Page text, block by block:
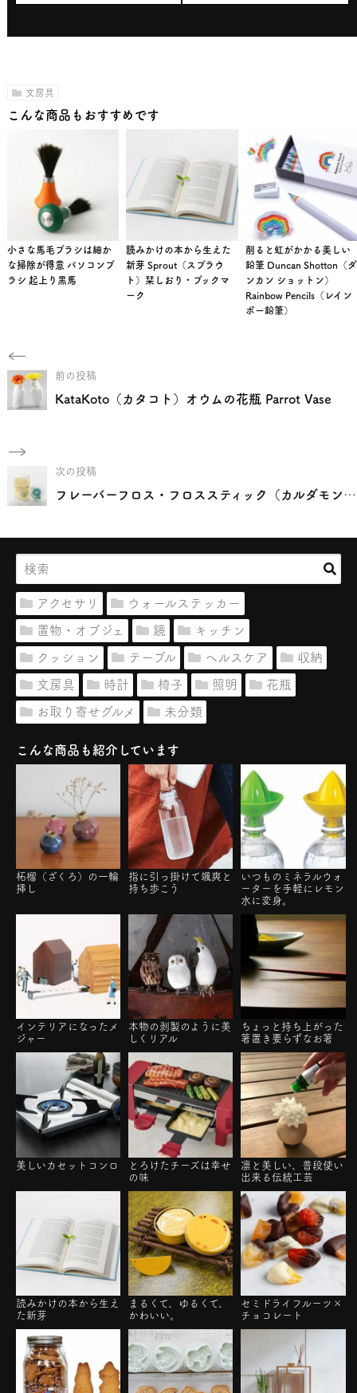
文房具
こんな商品もおすすめです
小さな馬毛ブラシは細か
な掃除が得意 パソコンブ
ラシ 起上り黒馬
読みかけの本から生えた
新芽 Sprout（スプラウ
ト）栞しおり・ブックマ
ーク
削ると虹がかかる美しい
鉛筆 Duncan Shotton（ダ
ンカン ショットン）
Rainbow Pencils（レイン
ボー鉛筆）
前の投稿
KataKoto（カタコト）オウムの花瓶 Parrot Vase
次の投稿
フレーバーフロス・フロススティック（カルダモンミント/レモンベルガモット）
アクセサリ ウォールステッカー
置物・オブジェ 鏡 キッチン
クッション テーブル ヘルスケア 収納
文房具 時計 椅子 照明 花瓶
お取り寄せグルメ 未分類
こんな商品も紹介しています
柘榴（ざくろ）の一輪
挿し
指に引っ掛けて颯爽と
持ち歩こう
いつものミネラルウォ
ーターを手軽にレモン
水に変身。
インテリアになったメ
ジャー
本物の剥製のように美
しくリアル
ちょっと持ち上がった
箸置き要らずなお箸
美しいカセットコンロ
とろけたチーズは幸せ
の味
凛と美しい、普段使い
出来る伝統工芸
読みかけの本から生え
た新芽
まるくて、ゆるくて、
かわいい。
セミドライフルーツ×
チョコレート